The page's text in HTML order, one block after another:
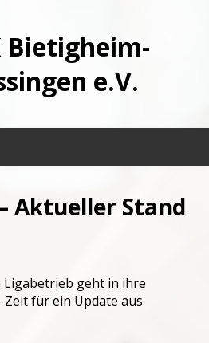
Bietigheim-
e.V.
Klub
Kontakt
Aktueller Stand
Ligabetrieb geht in ihre
Zeit für ein Update aus